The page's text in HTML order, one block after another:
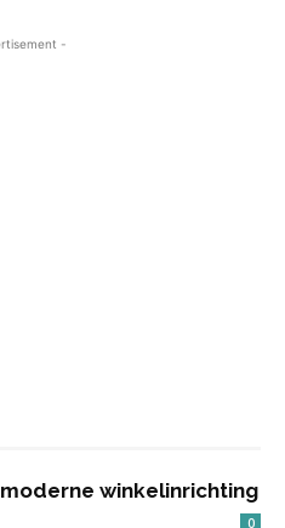
-
winkelinrichting
0